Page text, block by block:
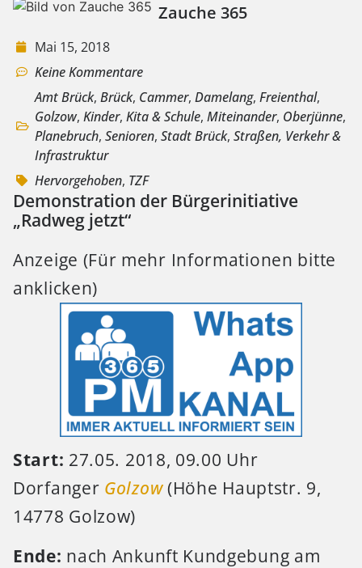
Zauche 365
Mai 15, 2018
Keine Kommentare
Amt Brück, Brück, Cammer, Damelang, Freienthal,
Golzow, Kinder, Kita & Schule, Miteinander, Oberjünne,
Planebruch, Senioren, Stadt Brück, Straßen, Verkehr &
Infrastruktur
Hervorgehoben, TZF
Demonstration der Bürgerinitiative
„Radweg jetzt“
Anzeige (Für mehr Informationen bitte
anklicken)
Start: 27.05. 2018, 09.00 Uhr
Dorfanger Golzow(Höhe Hauptstr. 9,
14778 Golzow)
Ende: nach Ankunft Kundgebung am